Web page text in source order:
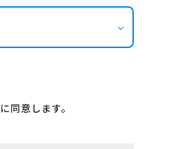
に同意します。